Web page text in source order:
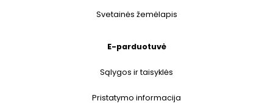
Svetainės žemėlapis
E-parduotuvė
Sąlygos ir taisyklės
Pristatymo informacija